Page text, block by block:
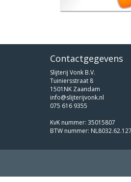
Contactgegevens
Slijterij Vonk B.V.
Tuiniersstraat 8
1501NK Zaandam
info@slijterijvonk.nl
075 616 9355
KvK nummer: 35015807
BTW nummer: